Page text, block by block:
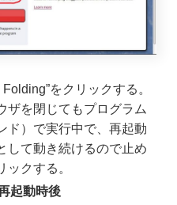
をクリックする。
ザを閉じてもプログラム
ド）で実行中で、再起動
して動き続けるので止め
ックする。
起動時後